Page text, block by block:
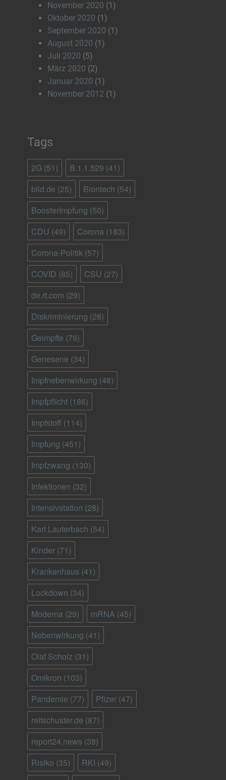
November 2020 (1)
Oktober 2020 (1)
September 2020 (1)
August 2020 (1)
Juli 2020 (5)
März 2020 (2)
Januar 2020 (1)
November 2012 (1)
Tags
2G (51) B.1.1.529 (41)
bild.de (25) Biontech (54)
BoosterImpfung (50)
CDU (49) Corona (183)
Corona-Politik (57)
COVID (85) CSU (27)
de.rt.com (29)
Diskriminierung (28)
Geimpfte (79)
Genesene (34)
Impfnebenwirkung (48)
Impfpflicht (186)
Impfstoff (114)
Impfung (451)
Impfzwang (130)
Infektionen (32)
Intensivstation (28)
Karl Lauterbach (54)
Kinder (71)
Krankenhaus (41)
Lockdown (34)
Moderna (29) mRNA (45)
Nebenwirkung (41)
Olaf Scholz (31)
Omikron (103)
Pandemie (77) Pfizer (47)
reitschuster.de (87)
report24.news (38)
Risiko (35) RKI (49)